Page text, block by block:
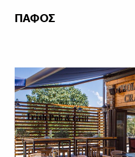
ΠΑΦΟΣ